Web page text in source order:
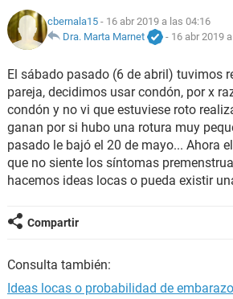
cbernala15 - 16 abr 2019 a las 04:16
Dra. Marta Marnet
- 16 abr 2019
El sábado pasado (6 de abril) tuvimos
pareja, decidimos usar condón, por x
condón y no vi que estuviese roto
ganan por si hubo una rotura muy
pasado le bajó el 20 de mayo... Ahora
que no siente los síntomas
hacemos ideas locas o pueda existir
Compartir
Consulta también:
Ideas locas o probabilidad de embarazo